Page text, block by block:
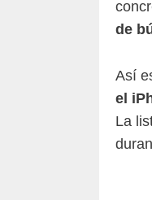
de
Así
el
La